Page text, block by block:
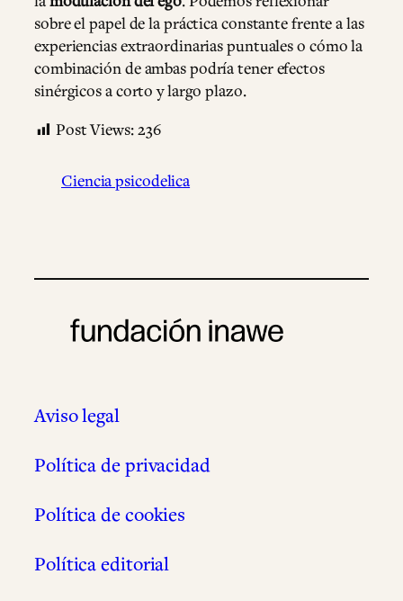
sobre el papel de la práctica constante frente a las
experiencias extraordinarias puntuales o cómo la
combinación de ambas podría tener efectos
sinérgicos a corto y largo plazo.
Post Views:236
Ciencia psicodelica
Aviso legal
Política de privacidad
Política de cookies
Política editorial